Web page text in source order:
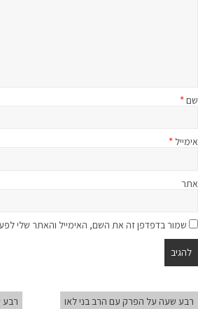
שם*
אימייל *
אתר
שמור בדפדפן זה את השם, האימייל והאתר שלי
רבע שעה על הפרק עם הרב בני לאו רבע